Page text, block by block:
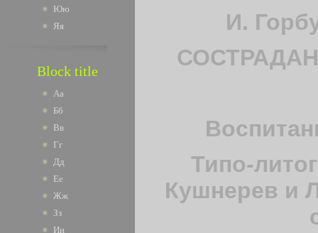
Юю
Яя
Block title
Аа
Бб
Вв
Гг
Дд
Ее
Жж
Зз
Ии
И.
Типо-
Кушнерев и